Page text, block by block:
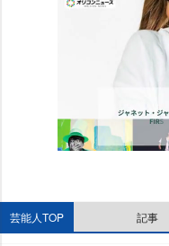
芸能人TOP 記事